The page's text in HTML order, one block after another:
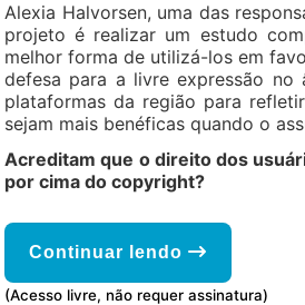
Alexia Halvorsen, uma das
projeto é realizar um estudo
melhor forma de utilizá-los em
defesa para a livre expressão
plataformas da região para
sejam mais benéficas quando o
Acreditam que o direito dos
por cima do copyright?
Continuar lendo
(Acesso livre, não requer assinatura)